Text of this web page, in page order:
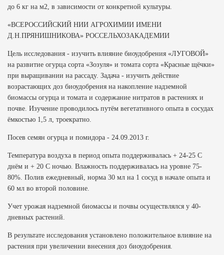
до 6 кг на м2, в зависимости от конкретной культуры.
«ВСЕРОССИЙСКИЙ НИИ АГРОХИМИИ ИМЕНИ
Д.Н.ПРЯНИШНИКОВА» РОССЕЛЬХОЗАКАДЕМИИ
Цель исследования - изучить влияние биоудобрения «ЛУГОВОЙ»
на развитие огурца сорта «Зозуля» и томата сорта «Красные щёчки»
при выращивании на рассаду. Задача - изучить действие
возрастающих доз биоудобрения на накопление надземной
биомассы огурца и томата и содержание нитратов в растениях и
почве. Изучение проводилось путём вегетативного опыта в сосудах
ёмкостью 1,5 л, троекратно.
Посев семян огурца и помидора - 24.09.2013 г.
Температура воздуха в период опыта поддерживалась + 24-25 С
днём и + 20 С ночью. Влажность поддерживалась на уровне 75-
80%. Полив ежедневный, норма 30 мл на 1 сосуд в начале опыта и
60 мл во второй половине.
Учет урожая надземной биомассы и почвы осуществлялся у 40-
дневных растений.
В результате исследования установлено положительное влияние на
растения при увеличении внесения доз биоудобрения.